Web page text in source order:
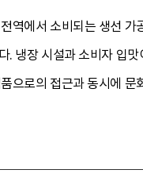
역에서 소비되는 생선
. 냉장 시설과 소비자 입
으로의 접근과 동시에 문